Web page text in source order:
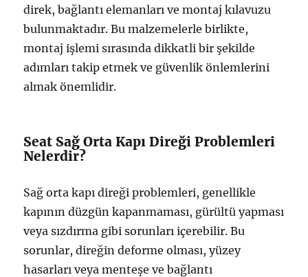
direk, bağlantı elemanları ve montaj kılavuzu
bulunmaktadır. Bu malzemelerle birlikte,
montaj işlemi sırasında dikkatli bir şekilde
adımları takip etmek ve güvenlik önlemlerini
almak önemlidir.
Seat Sağ Orta Kapı Direği Problemleri
Nelerdir?
Sağ orta kapı direği problemleri, genellikle
kapının düzgün kapanmaması, gürültü yapması
veya sızdırma gibi sorunları içerebilir. Bu
sorunlar, direğin deforme olması, yüzey
hasarları veya menteşe ve bağlantı